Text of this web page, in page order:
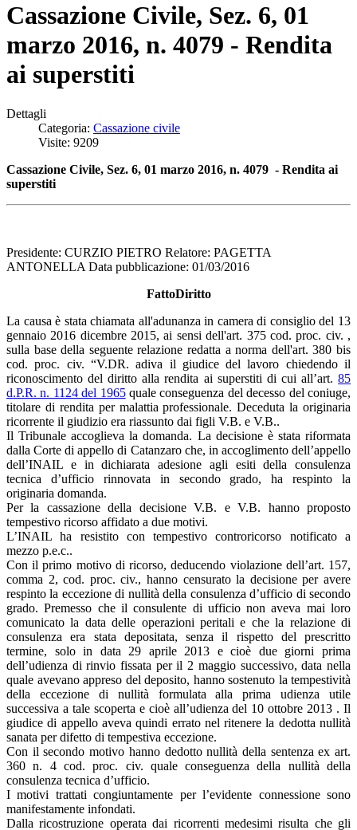
Cassazione Civile, Sez. 6, 01
marzo 2016, n. 4079 - Rendita
ai superstiti
Dettagli
Categoria: Cassazione civile
Visite: 9209
Cassazione Civile, Sez. 6, 01 marzo 2016, n. 4079 - Rendita ai
superstiti
Presidente: CURZIO PIETRO Relatore: PAGETTA
ANTONELLA Data pubblicazione: 01/03/2016
FattoDiritto
La causa è stata chiamata all'adunanza in camera di consiglio del 13
gennaio 2016 dicembre 2015, ai sensi dell'art. 375 cod. proc. civ. ,
sulla base della seguente relazione redatta a norma dell'art. 380 bis
cod. proc. civ. “V.DR. adiva il giudice del lavoro chiedendo il
riconoscimento del diritto alla rendita ai superstiti di cui all’art. 85
d.P.R. n. 1124 del 1965quale conseguenza del decesso del coniuge,
titolare di rendita per malattia professionale. Deceduta la originaria
ricorrente il giudizio era riassunto dai figli V.B. e V.B..
Il Tribunale accoglieva la domanda. La decisione è stata riformata
dalla Corte di appello di Catanzaro che, in accoglimento dell’appello
dell’INAIL e in dichiarata adesione agli esiti della consulenza
tecnica d’ufficio rinnovata in secondo grado, ha respinto la
originaria domanda.
Per la cassazione della decisione V.B. e V.B. hanno proposto
tempestivo ricorso affidato a due motivi.
L’INAIL ha resistito con tempestivo controricorso notificato a
mezzo p.e.c..
Con il primo motivo di ricorso, deducendo violazione dell’art. 157,
comma 2, cod. proc. civ., hanno censurato la decisione per avere
respinto la eccezione di nullità della consulenza d’ufficio di secondo
grado. Premesso che il consulente di ufficio non aveva mai loro
comunicato la data delle operazioni peritali e che la relazione di
consulenza era stata depositata, senza il rispetto del prescritto
termine, solo in data 29 aprile 2013 e cioè due giorni prima
dell’udienza di rinvio fissata per il 2 maggio successivo, data nella
quale avevano appreso del deposito, hanno sostenuto la tempestività
della eccezione di nullità formulata alla prima udienza utile
successiva a tale scoperta e cioè all’udienza del 10 ottobre 2013 . Il
giudice di appello aveva quindi errato nel ritenere la dedotta nullità
sanata per difetto di tempestiva eccezione.
Con il secondo motivo hanno dedotto nullità della sentenza ex art.
360 n. 4 cod. proc. civ. quale conseguenza della nullità della
consulenza tecnica d’ufficio.
I motivi trattati congiuntamente per l’evidente connessione sono
manifestamente infondati.
Dalla ricostruzione operata dai ricorrenti medesimi risulta che gli